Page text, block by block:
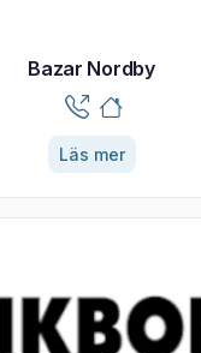
Bazar Nordby
Läs mer